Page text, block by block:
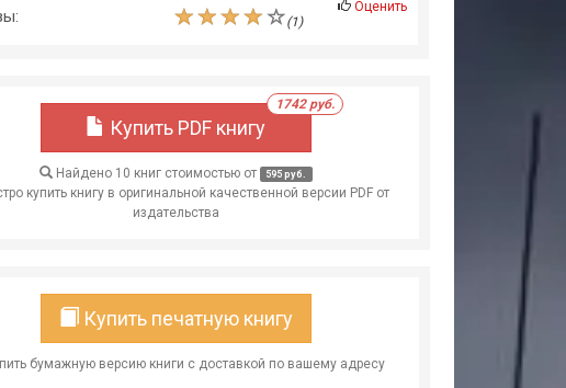
(1)
Оценить
Купить PDF книгу
1742 руб.
Найдено 10 книг стоимостью от 595 руб.
купить книгу в оригинальной качественной версии PDF от
издательства
Купить печатную книгу
бумажную версию книги с доставкой по вашему адресу